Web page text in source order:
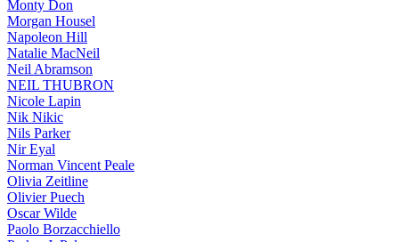
Monty Don
Morgan Housel
Napoleon Hill
Natalie MacNeil
Neil Abramson
NEIL THUBRON
Nicole Lapin
Nik Nikic
Nils Parker
Nir Eyal
Norman Vincent Peale
Olivia Zeitline
Olivier Puech
Oscar Wilde
Paolo Borzacchiello